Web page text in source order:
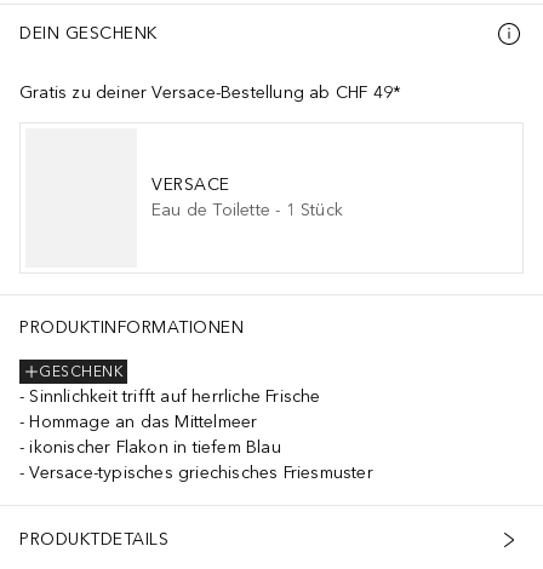
DEIN GESCHENK
Gratis zu deiner Versace-Bestellung ab CHF 49*
VERSACE
Eau de Toilette - 1 Stück
PRODUKTINFORMATIONEN
GESCHENK
Sinnlichkeit trifft auf herrliche Frische
Hommage an das Mittelmeer
ikonischer Flakon in tiefem Blau
Versace-typisches griechisches Friesmuster
PRODUKTDETAILS